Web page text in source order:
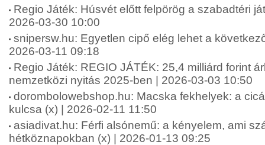
Regio Játék: Húsvét előtt felpörög a szabadtéri
2026-03-30 10:00
snipersw.hu: Egyetlen cipő elég lehet a
2026-03-11 09:18
Regio Játék: REGIO JÁTÉK: 25,4 milliárd forint
nemzetközi nyitás 2025-ben | 2026-03-03 10:50
dorombolowebshop.hu: Macska fekhelyek: a
kulcsa (x) | 2026-02-11 11:50
asiadivat.hu: Férfi alsónemű: a kényelem, ami
hétköznapokban (x) | 2026-01-13 09:25